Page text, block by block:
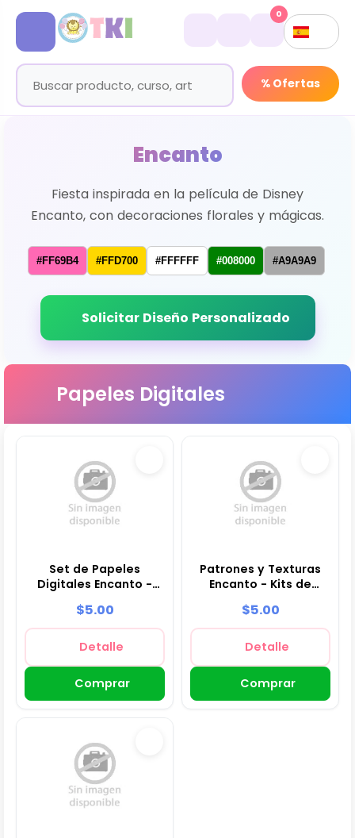
% Ofertas
0
Encanto
Fiesta inspirada en la película de Disney
Encanto, con decoraciones florales y mágicas.
#FF69B4 #FFD700 #FFFFFF #008000 #A9A9A9
Solicitar Diseño Personalizado
Papeles Digitales
Set de Papeles
Digitales Encanto -
Scrapbooking
$5.00
Detalle
Comprar
Patrones y Texturas
Encanto - Kits de
$5.00
Detalle
Comprar